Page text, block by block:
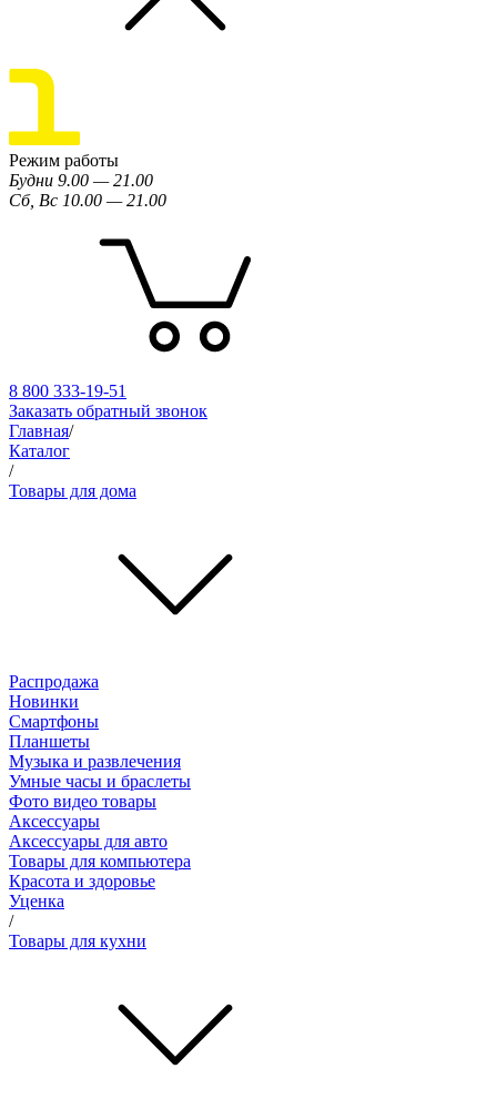
Режим работы
Будни 9.00 — 21.00
Сб, Вс 10.00 — 21.00
8 800 333-19-51
Заказать обратный звонок
Главная/
Каталог
/
Товары для дома
Распродажа
Новинки
Смартфоны
Планшеты
Музыка и развлечения
Умные часы и браслеты
Фото видео товары
Аксессуары
Аксессуары для авто
Товары для компьютера
Красота и здоровье
Уценка
/
Товары для кухни